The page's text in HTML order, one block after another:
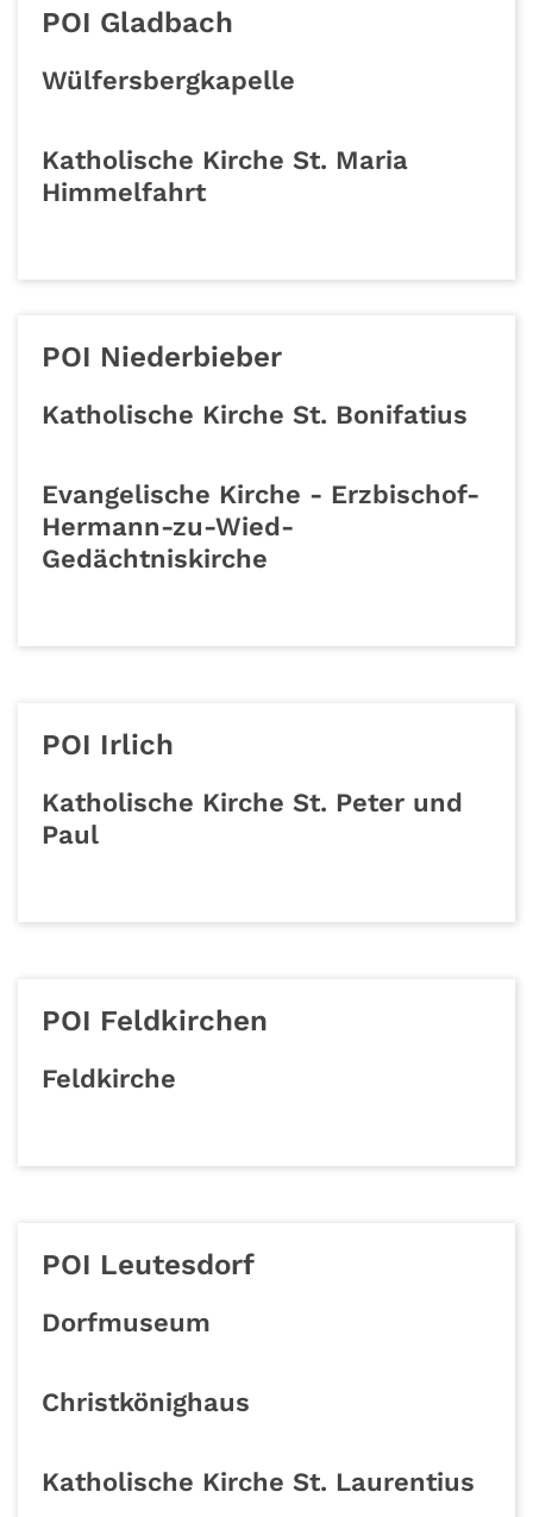
POI Gladbach
Wülfersbergkapelle
Katholische Kirche St. Maria
Himmelfahrt
POI Niederbieber
Katholische Kirche St. Bonifatius
Evangelische Kirche - Erzbischof-
Hermann-zu-Wied-
Gedächtniskirche
POI Irlich
Katholische Kirche St. Peter und
Paul
POI Feldkirchen
Feldkirche
POI Leutesdorf
Dorfmuseum
Christkönighaus
Katholische Kirche St. Laurentius